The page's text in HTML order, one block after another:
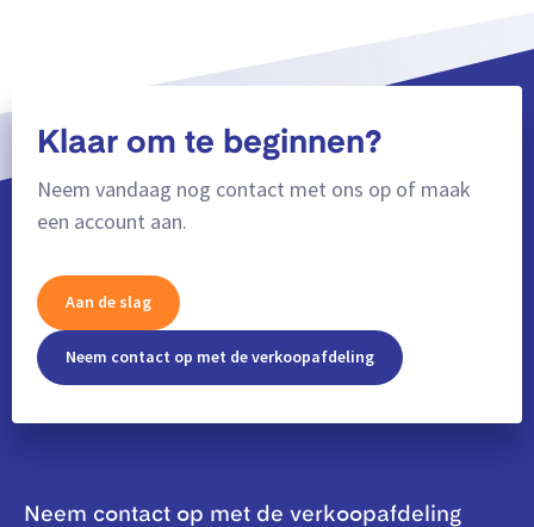
Klaar om te beginnen?
Neem vandaag nog contact met ons op of maak
een account aan.
Aan de slag
Neem contact op met de verkoopafdeling
Neem contact op met de verkoopafdeling